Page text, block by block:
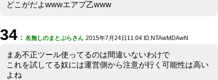
どこがだよwwwエアプ乙www
34 ： 名無しのまとぷらさん 2015年7月24日11:04 ID:NTAwMDAwN
まあ不正ツール使ってるのは間違いないわけで
これを試してる奴には運営側から注意が行く可能性は高い
よね